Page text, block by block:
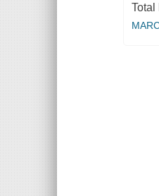
Total